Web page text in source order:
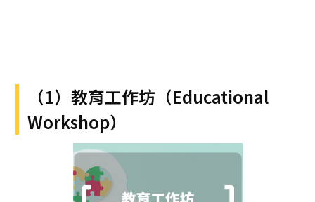
（1）教育工作坊（Educational
Workshop）